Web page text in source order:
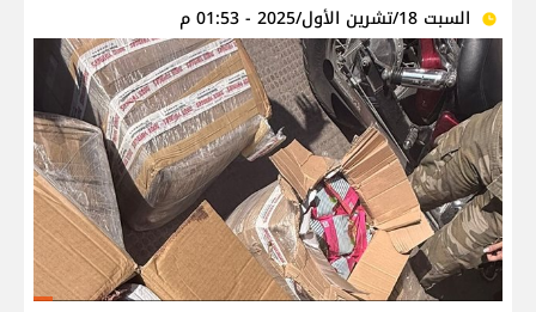
السبت 18/تشرين الأول/2025 - 01:53 م